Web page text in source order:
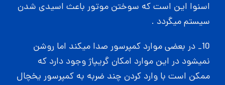
اسنوا این است که سوختن موتور باعث اسیدی شدن
سیستم میگردد .
10_ در بعضی موارد کمپرسور صدا میکند اما روشن
نمیشود در این موارد امکان گریپاژ وجود دارد که
ممکن است با وارد کردن چند ضربه به کمپرسور یخچال